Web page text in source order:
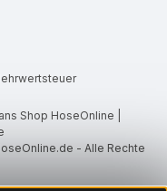
Shop HoseOnline |
- Alle Rechte